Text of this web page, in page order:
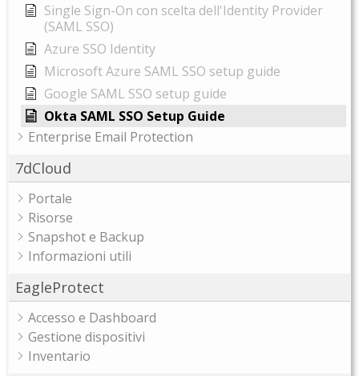
Single Sign-On con scelta dell'Identity Provider
(SAML SSO)
Azure SSO Identity
Microsoft Azure SAML SSO setup guide
Google SAML SSO setup guide
Okta SAML SSO Setup Guide
Enterprise Email Protection
7dCloud
Portale
Risorse
Snapshot e Backup
Informazioni utili
EagleProtect
Accesso e Dashboard
Gestione dispositivi
Inventario